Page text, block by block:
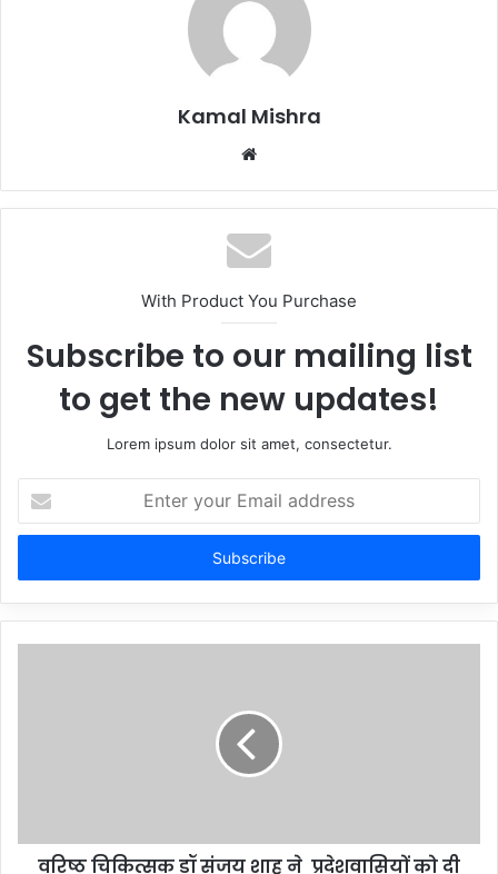
Kamal Mishra
Website
With Product You Purchase
Subscribe to our mailing list
to get the new updates!
Lorem ipsum dolor sit amet, consectetur.
your
Email
वरिष्ठ चिकित्सक डॉ संजय शाह ने प्रदेशवासियों को दी